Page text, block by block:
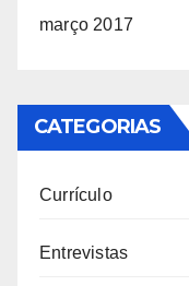
março 2017
CATEGORIAS
Currículo
Entrevistas